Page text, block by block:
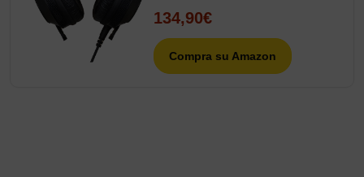
134,90€
Compra su Amazon